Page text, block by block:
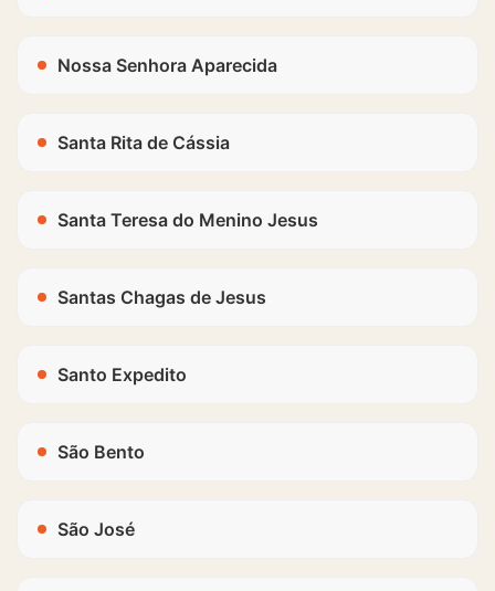
Nossa Senhora Aparecida
Santa Rita de Cássia
Santa Teresa do Menino Jesus
Santas Chagas de Jesus
Santo Expedito
São Bento
São José